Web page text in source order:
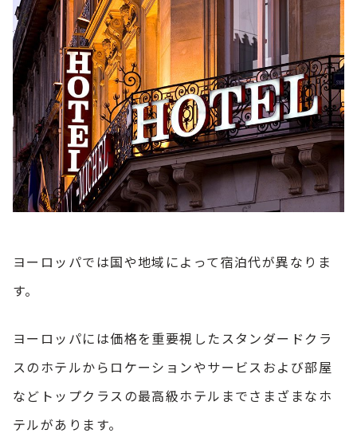
ヨーロッパでは国や地域によって宿泊代が異なりま
す。
ヨーロッパには価格を重要視したスタンダードクラ
スのホテルからロケーションやサービスおよび部屋
などトップクラスの最高級ホテルまでさまざまなホ
テルがあります。